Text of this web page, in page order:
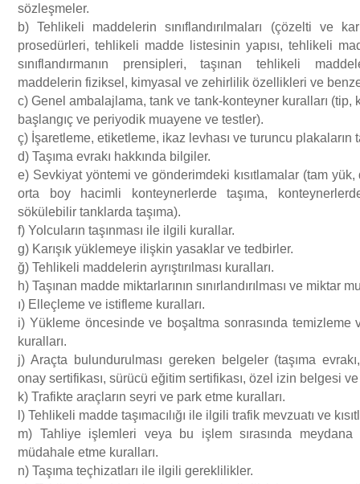
sözleşmeler.
b) Tehlikeli maddelerin sınıflandırılmaları (çözelti ve
prosedürleri, tehlikeli madde listesinin yapısı, tehlikeli
sınıflandırmanın prensipleri, taşınan tehlikeli
maddelerin fiziksel, kimyasal ve zehirlilik özellikleri ve
c) Genel ambalajlama, tank ve tank-konteyner kuralları (tip,
başlangıç ve periyodik muayene ve testler).
ç) İşaretleme, etiketleme, ikaz levhası ve turuncu plakaların
d) Taşıma evrakı hakkında bilgiler.
e) Sevkiyat yöntemi ve gönderimdeki kısıtlamalar (tam yük,
orta boy hacimli konteynerlerde taşıma,
sökülebilir tanklarda taşıma).
f) Yolcuların taşınması ile ilgili kurallar.
g) Karışık yüklemeye ilişkin yasaklar ve tedbirler.
ğ) Tehlikeli maddelerin ayrıştırılması kuralları.
h) Taşınan madde miktarlarının sınırlandırılması ve miktar
ı) Elleçleme ve istifleme kuralları.
i) Yükleme öncesinde ve boşaltma sonrasında temizleme
kuralları.
j) Araçta bulundurulması gereken belgeler (taşıma
onay sertifikası, sürücü eğitim sertifikası, özel izin belgesi
k) Trafikte araçların seyri ve park etme kuralları.
l) Tehlikeli madde taşımacılığı ile ilgili trafik mevzuatı ve
m) Tahliye işlemleri veya bu işlem sırasında meydana
müdahale etme kuralları.
n) Taşıma teçhizatları ile ilgili gereklilikler.